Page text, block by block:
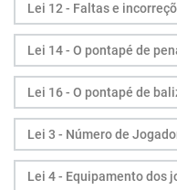
Lei 12 - Faltas e
Lei 14 - O pontapé de
Lei 16 - O pontapé de
Lei 3 - Número de
Lei 4 - Equipamento dos